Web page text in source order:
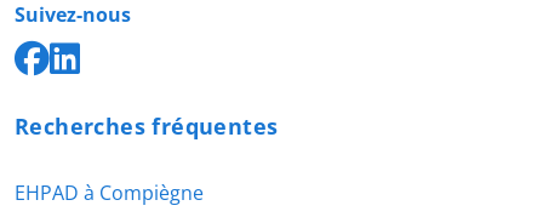
Suivez-nous
Recherches fréquentes
EHPAD à Compiègne